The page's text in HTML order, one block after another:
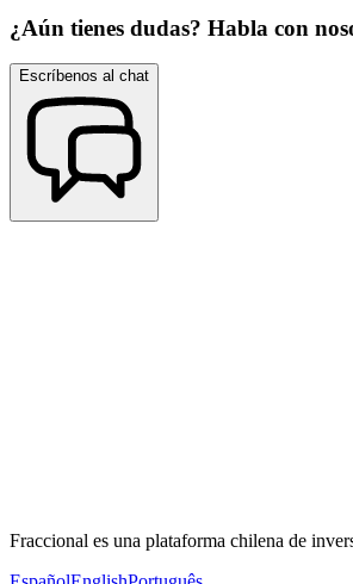
¿Aún tienes dudas? Habla con
Escríbenos al chat
Fraccional es una plataforma chilena de